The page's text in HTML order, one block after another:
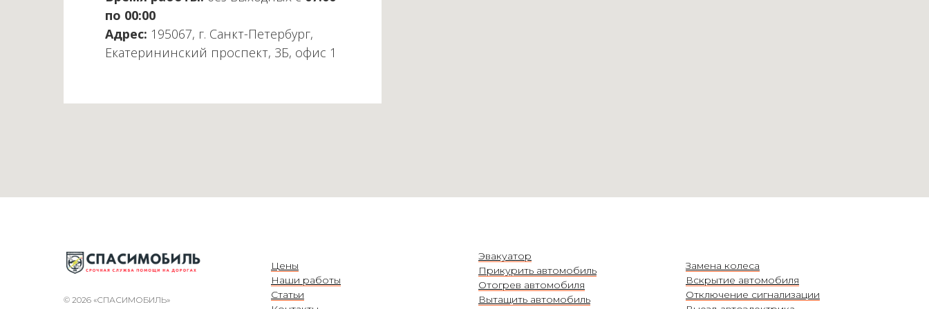
по 00:00
Адрес: 195067, г. Санкт-Петербург,
Екатерининский проспект, 3Б, офис 1
© 2026 «СПАСИМОБИЛЬ»
Цены
Наши работы
Статьи
Эвакуатор
Прикурить автомобиль
Отогрев автомобиля
Вытащить автомобиль
Замена колеса
Вскрытие автомобиля
Отключение сигнализации